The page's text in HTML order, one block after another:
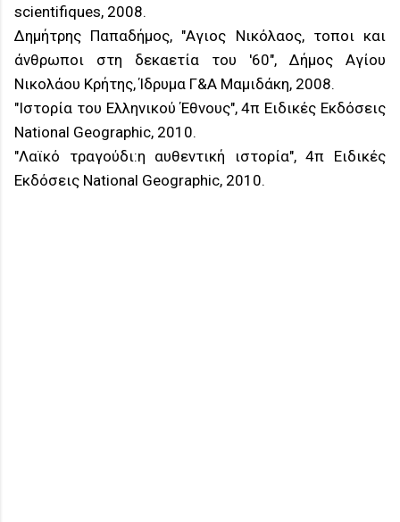
scientifiques, 2008.
Δημήτρης Παπαδήμος, "Αγιος Νικόλαος, τοποι και
άνθρωποι στη δεκαετία του '60", Δήμος Αγίου
Νικολάου Κρήτης, Ίδρυμα Γ&Α Μαμιδάκη, 2008.
"Ιστορία του Ελληνικού Έθνους", 4π Ειδικές Εκδόσεις
National Geographic, 2010.
"Λαϊκό τραγούδι:η αυθεντική ιστορία", 4π Ειδικές
Εκδόσεις National Geographic, 2010.